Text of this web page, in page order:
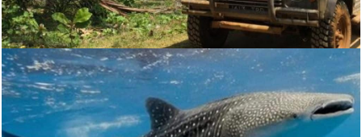
En savoir plus >
Raies et les tortues
On dénombre de nombreux spots parfaits pour votre prochain
voyage plongée ! Les plus importants étant ceux dans la